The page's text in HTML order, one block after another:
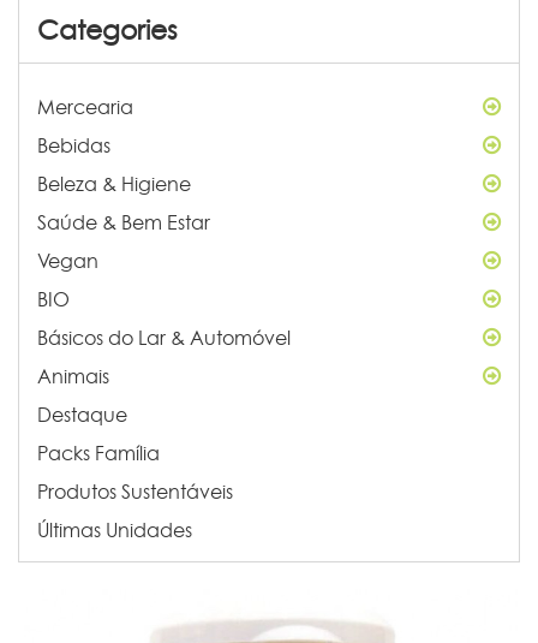
Categories
Mercearia
Bebidas
Beleza & Higiene
Saúde & Bem Estar
Vegan
BIO
Básicos do Lar & Automóvel
Animais
Destaque
Packs Família
Produtos Sustentáveis
Últimas Unidades